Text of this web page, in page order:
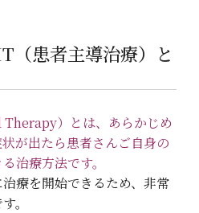
（患者主導治療）と
）とは、あらかじめ
が出たら患者さんご自身の
治療方法です。
療を開始できるため、非常
。